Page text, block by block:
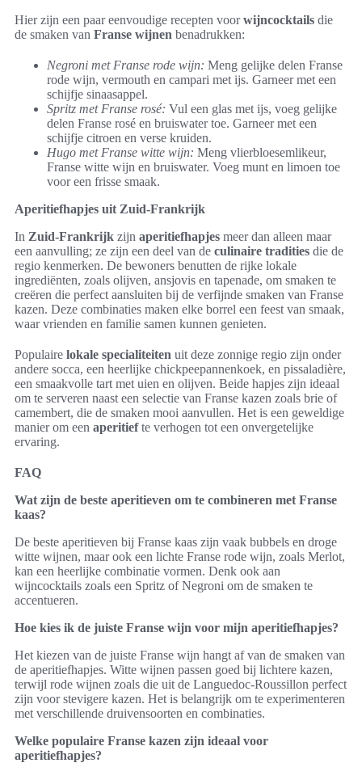
Hier zijn een paar eenvoudige recepten voorwijncocktails die
de smaken van Franse wijnen benadrukken:
Negroni met Franse rode wijn: Meng gelijke delen Franse
rode wijn, vermouth en campari met ijs. Garneer met een
schijfje sinaasappel.
Spritz met Franse rosé: Vul een glas met ijs, voeg gelijke
delen Franse rosé en bruiswater toe. Garneer met een
schijfje citroen en verse kruiden.
Hugo met Franse witte wijn: Meng vlierbloesemlikeur,
Franse witte wijn en bruiswater. Voeg munt en limoen toe
voor een frisse smaak.
Aperitiefhapjes uit Zuid-Frankrijk
In Zuid-Frankrijk zijn aperitiefhapjes meer dan alleen maar
een aanvulling; ze zijn een deel van de culinaire tradities die de
regio kenmerken. De bewoners benutten de rijke lokale
ingrediënten, zoals olijven, ansjovis en tapenade, om smaken te
creëren die perfect aansluiten bij de verfijnde smaken van Franse
kazen. Deze combinaties maken elke borrel een feest van smaak,
waar vrienden en familie samen kunnen genieten.
Populaire lokale specialiteiten uit deze zonnige regio zijn onder
andere socca, een heerlijke chickpeepannenkoek, en pissaladière,
een smaakvolle tart met uien en olijven. Beide hapjes zijn ideaal
om te serveren naast een selectie van Franse kazen zoals brie of
camembert, die de smaken mooi aanvullen. Het is een geweldige
manier om een aperitiefte verhogen tot een onvergetelijke
ervaring.
FAQ
Wat zijn de beste aperitieven om te combineren met Franse
kaas?
De beste aperitieven bij Franse kaas zijn vaak bubbels en droge
witte wijnen, maar ook een lichte Franse rode wijn, zoals Merlot,
kan een heerlijke combinatie vormen. Denk ook aan
wijncocktails zoals een Spritz of Negroni om de smaken te
accentueren.
Hoe kies ik de juiste Franse wijn voor mijn aperitiefhapjes?
Het kiezen van de juiste Franse wijn hangt af van de smaken van
de aperitiefhapjes. Witte wijnen passen goed bij lichtere kazen,
terwijl rode wijnen zoals die uit de Languedoc-Roussillon perfect
zijn voor stevigere kazen. Het is belangrijk om te experimenteren
met verschillende druivensoorten en combinaties.
Welke populaire Franse kazen zijn ideaal voor
aperitiefhapjes?